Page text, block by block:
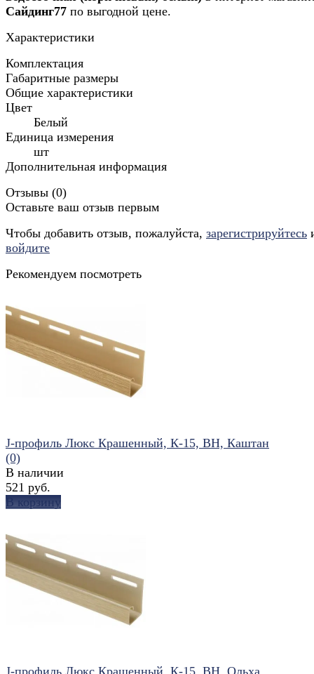
Сайдинг77 по выгодной цене.
Характеристики
Комплектация
Габаритные размеры
Общие характеристики
Цвет
Белый
Единица измерения
шт
Дополнительная информация
Отзывы (0)
Оставьте ваш отзыв первым
Чтобы добавить отзыв, пожалуйста, зарегистрируйтесь
войдите
Рекомендуем посмотреть
избранное сравнить
J-профиль Люкс Крашенный, К-15, ВН, Каштан
(0)
В наличии
521 руб.
В корзину
J-профиль Люкс Крашенный, К-15, ВН, Ольха